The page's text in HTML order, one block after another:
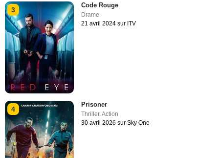
3
Code Rouge
Drame
21 avril 2024 sur ITV
4
Prisoner
Thriller,Action
30 avril 2026 sur Sky One